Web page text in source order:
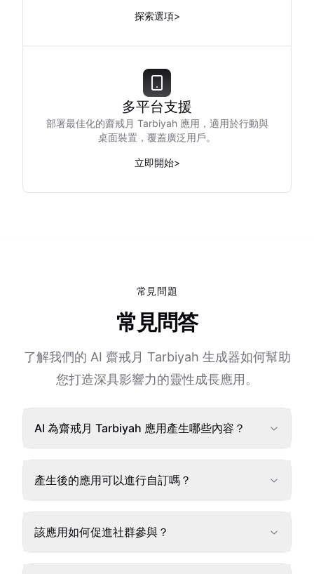
探索選項>
多平台支援
部署最佳化的齋戒月 Tarbiyah 應用，適用於行動與
桌面裝置，覆蓋廣泛用戶。
立即開始>
常見問題
常見問答
了解我們的 AI 齋戒月 Tarbiyah 生成器如何幫助
您打造深具影響力的靈性成長應用。
AI 為齋戒月 Tarbiyah 應用產生哪些內容？
產生後的應用可以進行自訂嗎？
該應用如何促進社群參與？